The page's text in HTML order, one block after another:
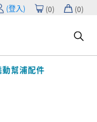
(登入) (0) (0)
動幫浦配件